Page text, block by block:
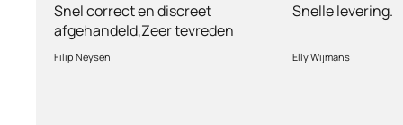
Snel correct en discreet
afgehandeld,Zeer tevreden
met de service en patiënt
vriendelijkheid.Vermoedelijk
Filip Neysen
Snelle levering.
Elly Wijmans